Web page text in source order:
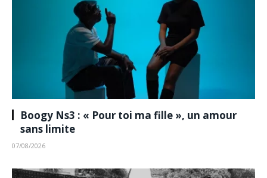
Boogy Ns3 : « Pour toi ma fille », un amour
sans limite
07/08/2026